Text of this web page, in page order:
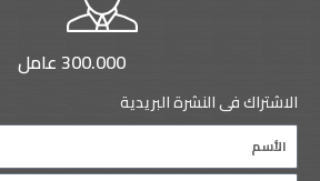
300.000 عامل
الاشتراك فى النشرة البريدية
Name